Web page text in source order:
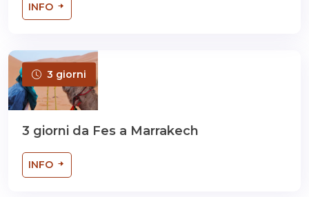
INFO
3 giorni
3 giorni da Fes a Marrakech
INFO